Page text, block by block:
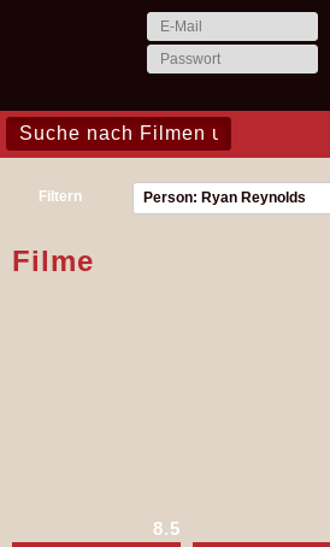
Filtern Person: Ryan Reynolds
Filme
8.5